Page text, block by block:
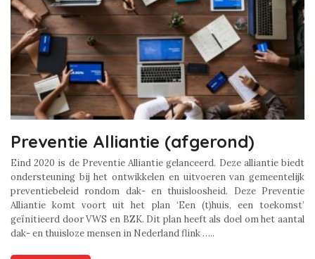
Preventie Alliantie (afgerond)
Eind 2020 is de Preventie Alliantie gelanceerd. Deze alliantie biedt
ondersteuning bij het ontwikkelen en uitvoeren van gemeentelijk
preventiebeleid rondom dak- en thuisloosheid. Deze Preventie
Alliantie komt voort uit het plan ‘Een (t)huis, een toekomst’
geïnitieerd door VWS en BZK. Dit plan heeft als doel om het aantal
dak- en thuisloze mensen in Nederland flink …..